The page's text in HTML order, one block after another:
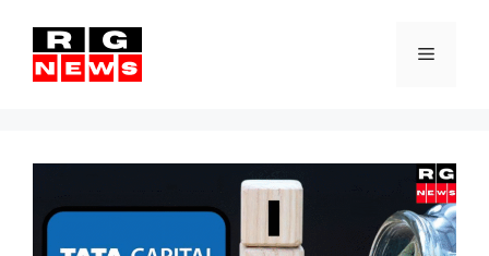
content
Menu